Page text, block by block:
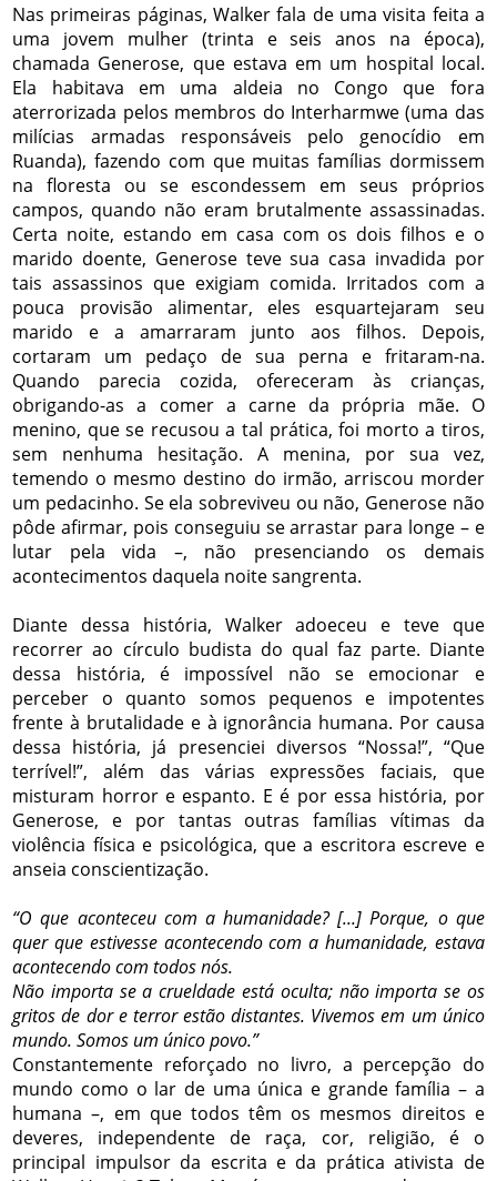
Nas primeiras páginas, Walker fala de uma visita feita a
uma jovem mulher (trinta e seis anos na época),
chamada Generose, que estava em um hospital local.
Ela habitava em uma aldeia no Congo que fora
aterrorizada pelos membros do Interharmwe (uma das
milícias armadas responsáveis pelo genocídio em
Ruanda), fazendo com que muitas famílias dormissem
na floresta ou se escondessem em seus próprios
campos, quando não eram brutalmente assassinadas.
Certa noite, estando em casa com os dois filhos e o
marido doente, Generose teve sua casa invadida por
tais assassinos que exigiam comida. Irritados com a
pouca provisão alimentar, eles esquartejaram seu
marido e a amarraram junto aos filhos. Depois,
cortaram um pedaço de sua perna e fritaram-na.
Quando parecia cozida, ofereceram às crianças,
obrigando-as a comer a carne da própria mãe. O
menino, que se recusou a tal prática, foi morto a tiros,
sem nenhuma hesitação. A menina, por sua vez,
temendo o mesmo destino do irmão, arriscou morder
um pedacinho. Se ela sobreviveu ou não, Generose não
pôde afirmar, pois conseguiu se arrastar para longe – e
lutar pela vida –, não presenciando os demais
acontecimentos daquela noite sangrenta.
Diante dessa história, Walker adoeceu e teve que
recorrer ao círculo budista do qual faz parte. Diante
dessa história, é impossível não se emocionar e
perceber o quanto somos pequenos e impotentes
frente à brutalidade e à ignorância humana. Por causa
dessa história, já presenciei diversos “Nossa!”, “Que
terrível!”, além das várias expressões faciais, que
misturam horror e espanto. E é por essa história, por
Generose, e por tantas outras famílias vítimas da
violência física e psicológica, que a escritora escreve e
anseia conscientização.
“O que aconteceu com a humanidade? [...] Porque, o que
quer que estivesse acontecendo com a humanidade, estava
acontecendo com todos nós.
Não importa se a crueldade está oculta; não importa se os
gritos de dor e terror estão distantes. Vivemos em um único
mundo. Somos um único povo.”
Constantemente reforçado no livro, a percepção do
mundo como o lar de uma única e grande família – a
humana –, em que todos têm os mesmos direitos e
deveres, independente de raça, cor, religião, é o
principal impulsor da escrita e da prática ativista de